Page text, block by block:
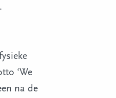
‘We
na de